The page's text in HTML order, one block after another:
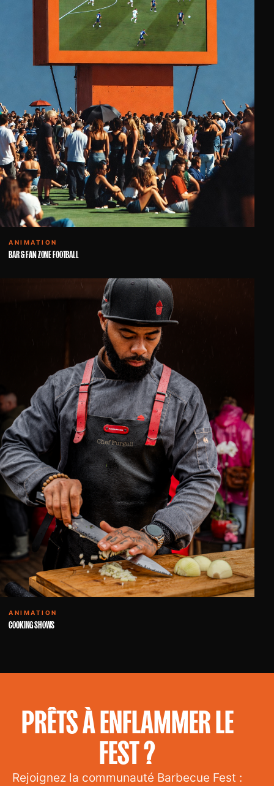
ANIMATION
BAR & FAN ZONE FOOTBALL
ANIMATION
COOKING SHOWS
PRÊTS À ENFLAMMER LE
FEST ?
Rejoignez la communauté Barbecue Fest :